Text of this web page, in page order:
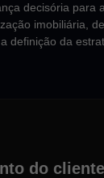
decisória para
imobiliária,
definição da
do